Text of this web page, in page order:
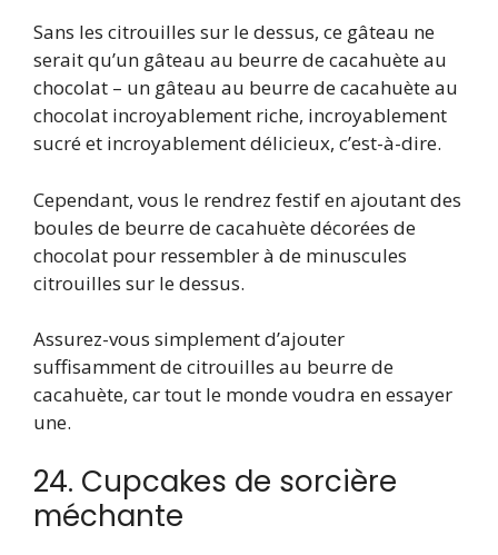
Sans les citrouilles sur le dessus, ce gâteau ne
serait qu’un gâteau au beurre de cacahuète au
chocolat – un gâteau au beurre de cacahuète au
chocolat incroyablement riche, incroyablement
sucré et incroyablement délicieux, c’est-à-dire.
Cependant, vous le rendrez festif en ajoutant des
boules de beurre de cacahuète décorées de
chocolat pour ressembler à de minuscules
citrouilles sur le dessus.
Assurez-vous simplement d’ajouter
suffisamment de citrouilles au beurre de
cacahuète, car tout le monde voudra en essayer
une.
24. Cupcakes de sorcière
méchante